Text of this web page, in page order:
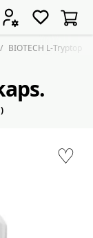
BIOTECH L-
♡